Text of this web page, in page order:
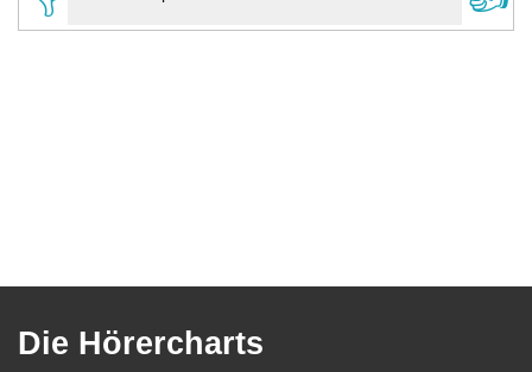
Die Hörercharts